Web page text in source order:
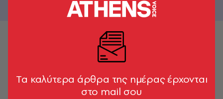
Tα καλύτερα άρθρα της ημέρας έρχονται
στο mail σου